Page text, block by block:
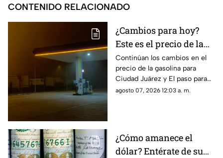
CONTENIDO RELACIONADO
¿Cambios para hoy?
Este es el precio de la
gasolina para Ciudad
Juárez y El Paso
Continúan los cambios en el
precio de la gasolina para
Ciudad Juárez y El paso para
hoy, 7 de agosto
agosto 07, 2026 12:03 a. m.
¿Cómo amanece el
dólar? Entérate de su